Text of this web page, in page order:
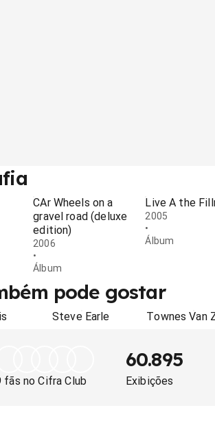
CAr Wheels on a
gravel road (deluxe
edition)
2006
•
Álbum
Live A the
2005
•
Álbum
pode gostar
Steve Earle Townes Van
fãs no Cifra Club
60.895
Exibições